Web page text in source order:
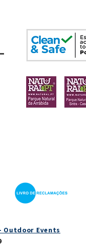
Outdoor Events